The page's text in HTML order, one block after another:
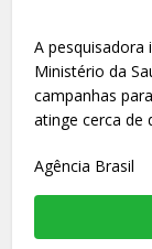
A
Ministério da
campanhas
atinge cerca de
Agência Brasil